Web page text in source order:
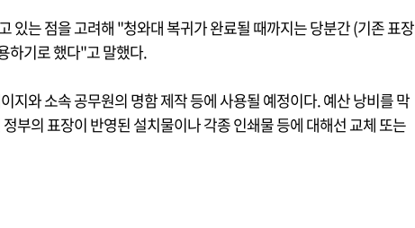
있는 점을 고려해 "청와대 복귀가 완료될 때까지는 당분간 (기존 표장
하기로 했다"고 말했다.
지와 소속 공무원의 명함 제작 등에 사용될 예정이다. 예산 낭비를 막
부의 표장이 반영된 설치물이나 각종 인쇄물 등에 대해선 교체 또는